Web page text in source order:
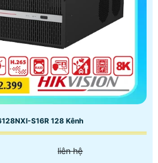
S16R 128 Kênh
liên hệ